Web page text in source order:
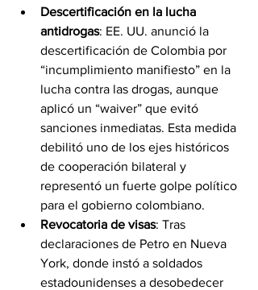
Descertificación en la lucha
antidrogas: EE. UU. anunció la
descertificación de Colombia por
“incumplimiento manifiesto” en la
lucha contra las drogas, aunque
aplicó un “waiver” que evitó
sanciones inmediatas. Esta medida
debilitó uno de los ejes históricos
de cooperación bilateral y
representó un fuerte golpe político
para el gobierno colombiano.
Revocatoria de visas: Tras
declaraciones de Petro en Nueva
York, donde instó a soldados
estadounidenses a desobedecer